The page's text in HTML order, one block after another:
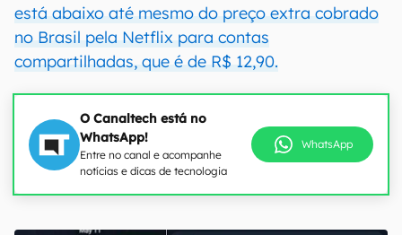
está abaixo até mesmo do preço extra cobrado
no Brasil pela Netflix para contas
compartilhadas, que é de R$ 12,90.
O Canaltech está no
WhatsApp!
Entre no canal e acompanhe
notícias e dicas de tecnologia
WhatsApp